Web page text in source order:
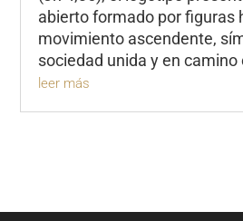
abierto formado por figuras
movimiento ascendente,
sociedad unida y en
leer más